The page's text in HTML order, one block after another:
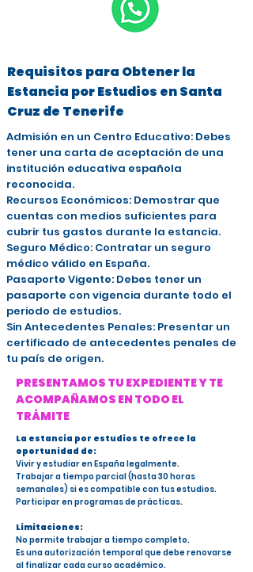
Requisitos para Obtener la
Estancia por Estudios en Santa
Cruz de Tenerife
Admisión en un Centro Educativo: Debes
tener una carta de aceptación de una
institución educativa española
reconocida.
Recursos Económicos: Demostrar que
cuentas con medios suficientes para
cubrir tus gastos durante la estancia.
Seguro Médico: Contratar un seguro
médico válido en España.
Pasaporte Vigente: Debes tener un
pasaporte con vigencia durante todo el
periodo de estudios.
Sin Antecedentes Penales: Presentar un
certificado de antecedentes penales de
tu país de origen.
PRESENTAMOS TU EXPEDIENTE Y TE
ACOMPAÑAMOS EN TODO EL
TRÁMITE
La estancia por estudios te ofrece la
oportunidad de:
Vivir y estudiar en España legalmente.
Trabajar a tiempo parcial (hasta 30 horas
semanales) si es compatible con tus estudios.
Participar en programas de prácticas.
Limitaciones:
No permite trabajar a tiempo completo.
Es una autorización temporal que debe renovarse
al finalizar cada curso académico.